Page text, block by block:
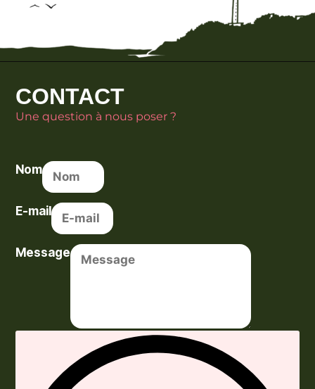
CONTACT
Une question à nous poser ?
Nom
E-mail
Message